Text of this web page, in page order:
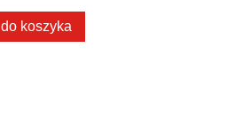
do koszyka